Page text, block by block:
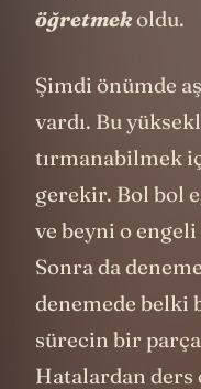
öğretmekoldu.
Şimdi önümde
vardı. Bu
tırmanabilmek
gerekir. Bol bol
ve beyni o
Sonra da
denemede belki
sürecin bir
Hatalardan ders